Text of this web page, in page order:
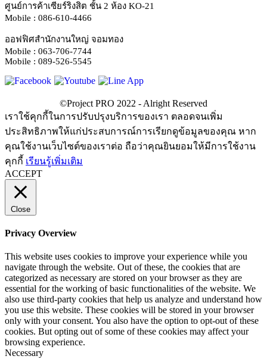
ศูนย์การค้าเซียร์ริงสิต ชั้น 2 ห้อง KO-21
Mobile : 086-610-4466
ออฟฟิศสำนักงานใหญ่ จอมทอง
Mobile : 063-706-7744
Mobile : 089-526-5545
เราใช้คุกกี้ในการปรับปรุงบริการของเรา ตลอดจนเพิ่ม
ประสิทธิภาพให้แก่ประสบการณ์การเรียกดูข้อมูลของคุณ หาก
คุณใช้งานเว็บไซต์ของเราต่อ ถือว่าคุณยินยอมให้มีการใช้งาน
คุกกี้ เรียนรู้เพิ่มเติม
ACCEPT
Close
Privacy Overview
This website uses cookies to improve your experience while you
navigate through the website. Out of these, the cookies that are
categorized as necessary are stored on your browser as they are
essential for the working of basic functionalities of the website. We
also use third-party cookies that help us analyze and understand how
you use this website. These cookies will be stored in your browser
only with your consent. You also have the option to opt-out of these
cookies. But opting out of some of these cookies may affect your
browsing experience.
Necessary